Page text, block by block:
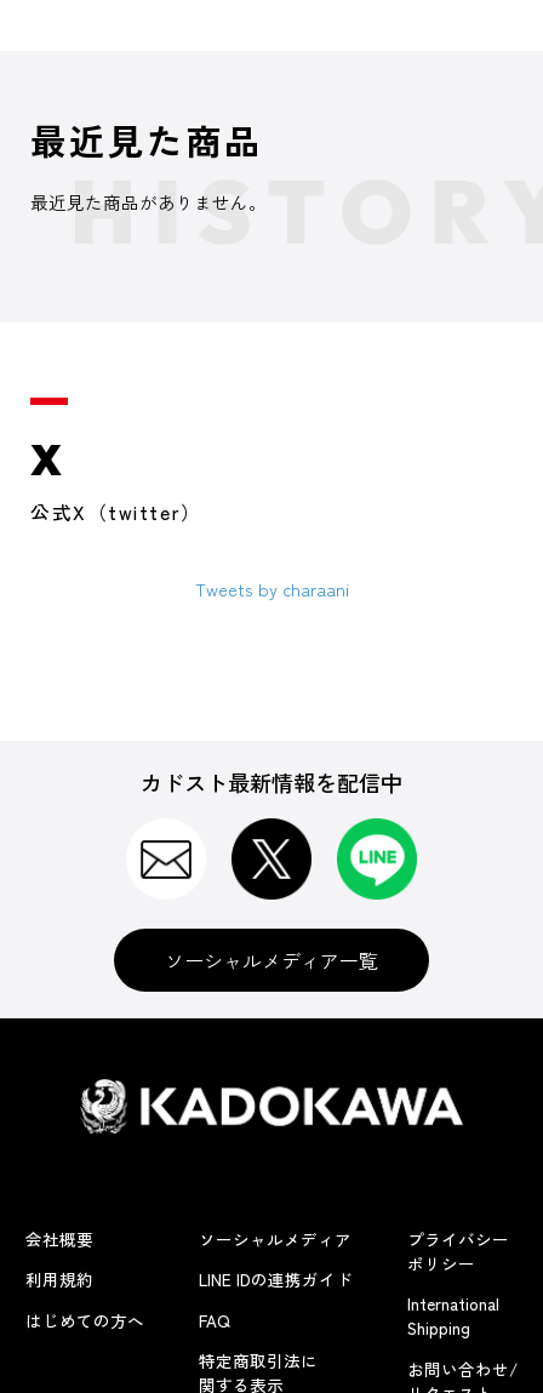
最近見た商品
最近見た商品がありません。
X
公式X（twitter）
Tweets by charaani
カドスト最新情報を配信中
ソーシャルメディア一覧
会社概要
利用規約
はじめての方へ
ソーシャルメディア
LINE IDの連携ガイド
FAQ
特定商取引法に
関する表示
プライバシー
ポリシー
International
Shipping
お問い合わせ/